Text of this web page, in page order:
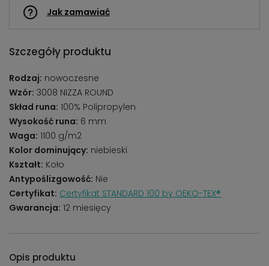
Jak zamawiać
Szczegóły produktu
Rodzaj: nowoczesne
Wzór: 3008 NIZZA ROUND
Skład runa: 100% Polipropylen
Wysokość runa: 6 mm
Waga: 1100 g/m2
Kolor dominujący: niebieski
Kształt: Koło
Antypoślizgowość: Nie
Certyfikat: Certyfikat STANDARD 100 by OEKO-TEX®
Gwarancja: 12 miesięcy
Opis produktu